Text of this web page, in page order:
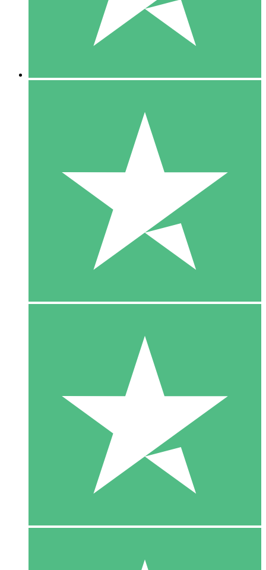
10 00
10 Descargas
20 00